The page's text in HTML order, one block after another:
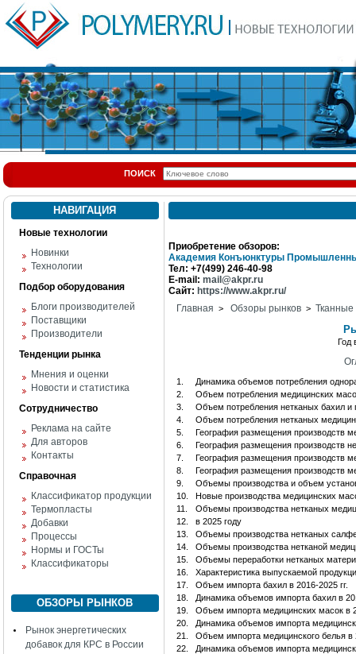
ПОИСК
НАВИГАЦИЯ
Новые технологии
Новинки
Технологии
Подбор оборудования
Блоги производителей
Поставщики
Производители
Тенденции рынка
Мнения и оценки
Новости и статистика
Сотрудничество
Реклама на сайте
Для авторов
Контакты
Справочная
Классификатор продукции
Термопласты
Добавки
Процессы
Нормы и ГОСТы
Классификаторы
ОБЗОРЫ РЫНКОВ
Рынок энергетических
добавок для КРС в России
Приобретение обзоров:
Академия Конъюнктуры
Тел: +7(499) 246-40-98
E-mail: mail@akpr.ru
Сайт: https://www.akpr.ru/
Главная > Обзоры рынков >
Год
1.
Динамика объемов потребления
2.
Объем потребления медицинских
3.
Объем потребления нетканых бахил и
4.
Объем потребления нетканых
5.
География размещения производств
6.
География размещения производств
7.
География размещения производств
8.
География размещения производств
9.
Объемы производства и объем
10.
Новые производства медицинских
11.
Объемы производства нетканых
12.
в 2025 году
13.
Объемы производства нетканых
14.
Объемы производства нетканой
15.
Объемы переработки нетканых
16.
Характеристика выпускаемой
17.
Объем импорта бахил в 2016-2025 гг.
18.
Динамика объемов импорта бахил в
19.
Объем импорта медицинских масок в
20.
Динамика объемов импорта
21.
Объем импорта медицинского белья в
22.
Динамика объемов импорта